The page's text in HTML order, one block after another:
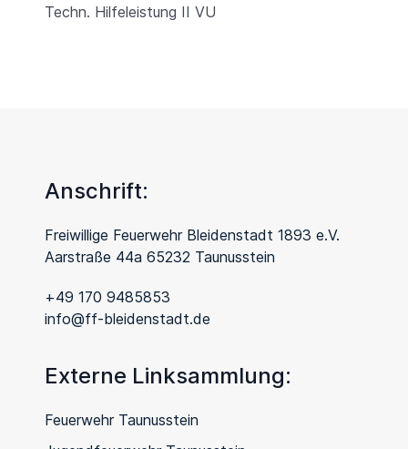
Techn. Hilfeleistung II VU
Anschrift:
Freiwillige Feuerwehr Bleidenstadt 1893 e.V.
Aarstraße 44a 65232 Taunusstein
+49 170 9485853
info@ff-bleidenstadt.de
Externe Linksammlung:
Feuerwehr Taunusstein